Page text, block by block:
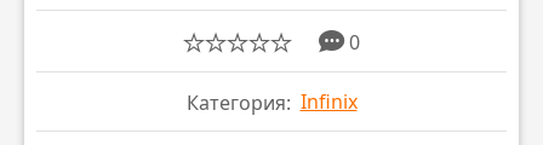
0
Категория: Infinix